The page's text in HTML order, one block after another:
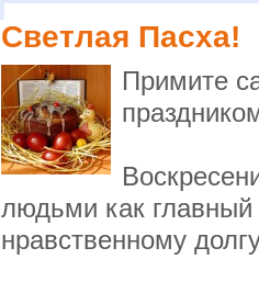
Светлая Пасха!
Примите
людьми как
нравственному